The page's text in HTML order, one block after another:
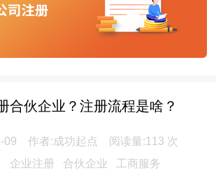
合伙企业？注册流程是啥？
09 作者:成功起点 阅读量:113 次
企业注册 合伙企业 工商服务